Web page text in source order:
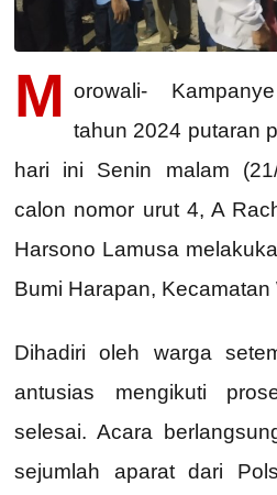
M orowali-
tahun 2024 putaran
hari ini Senin malam
calon nomor urut 4, A
Harsono Lamusa
Bumi Harapan, Kecamatan
Dihadiri oleh warga
antusias mengikuti
selesai. Acara
sejumlah aparat dari